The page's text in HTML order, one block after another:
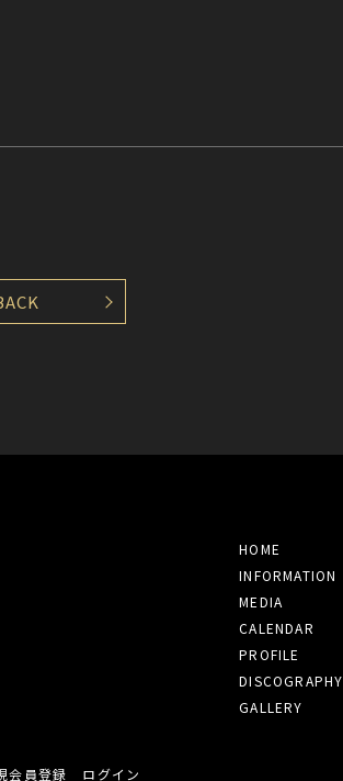
HOME
INFORMATION
MEDIA
CALENDAR
PROFILE
DISCOGRAPHY
GALLERY
会員登録 ログイン